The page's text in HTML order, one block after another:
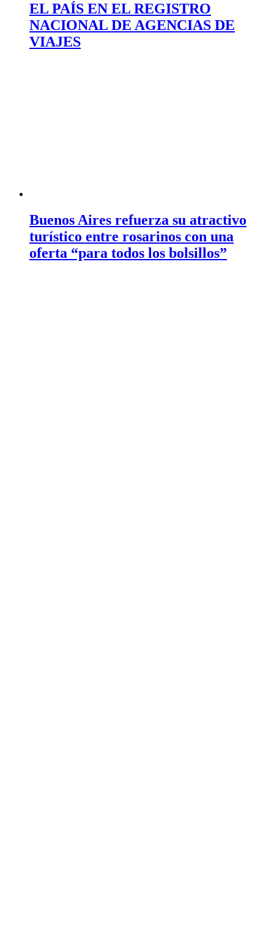
EL PAÍS EN EL REGISTRO
NACIONAL DE AGENCIAS DE
VIAJES
Buenos Aires refuerza su atractivo
turístico entre rosarinos con una
oferta “para todos los bolsillos”